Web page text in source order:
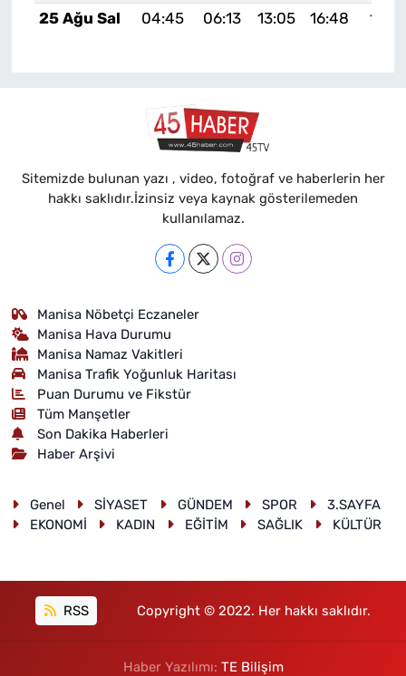
25 Ağu Sal
04:45 06:13 13:05 16:48
Sitemizde bulunan yazı , video, fotoğraf ve haberlerin her
hakkı saklıdır.İzinsiz veya kaynak gösterilemeden
kullanılamaz.
Manisa Nöbetçi Eczaneler
Manisa Hava Durumu
Manisa Namaz Vakitleri
Manisa Trafik Yoğunluk Haritası
Puan Durumu ve Fikstür
Tüm Manşetler
Son Dakika Haberleri
Haber Arşivi
Genel SİYASET GÜNDEM SPOR
3.SAYFA
EKONOMİ
KADIN EĞİTİM SAĞLIK KÜLTÜR
RSS Copyright © 2022. Her hakkı saklıdır.
Haber Yazılımı: TE Bilişim